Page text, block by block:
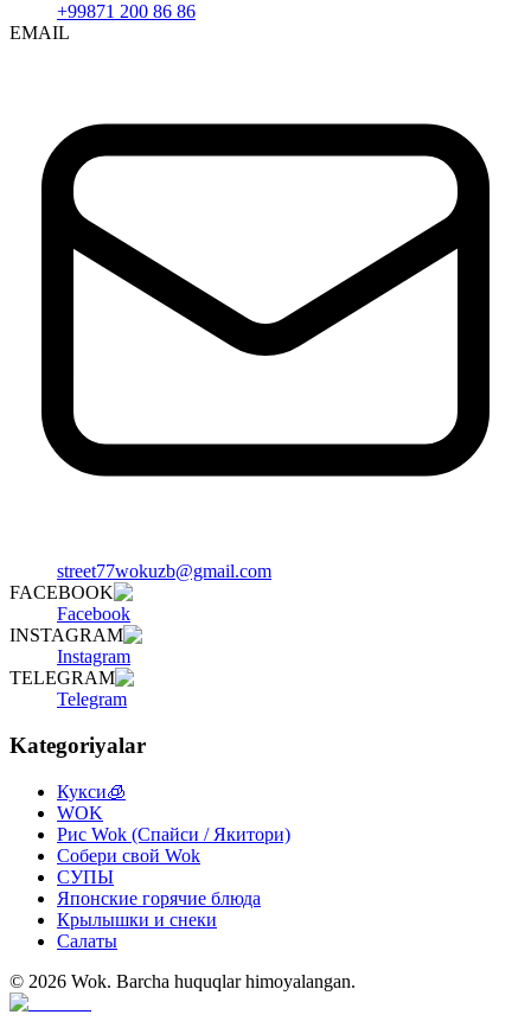
+99871 200 86 86
EMAIL
street77wokuzb@gmail.com
FACEBOOK
Facebook
INSTAGRAM
Instagram
TELEGRAM
Telegram
Kategoriyalar
Кукси🧊
WOK
Рис Wok (Спайси / Якитори)
Собери свой Wok
СУПЫ
Японские горячие блюда
Крылышки и снеки
Салаты
© 2026 Wok. Barcha huquqlar himoyalangan.